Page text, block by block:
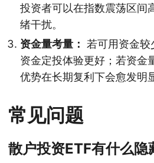
投资者可以在指数震荡区间
绪干扰。
资金量考量：
若可用资金
资金定投体验更好；若资金
优势在长期复利下会愈发明
常见问题
散户投资ETF有什么隐